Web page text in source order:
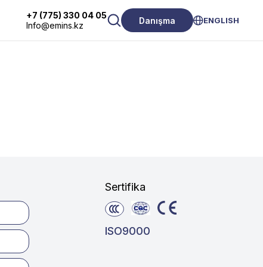
+7 (775) 330 04 05
Info@emins.kz
Danışma ENGLISH
ISO9000
Sertifika